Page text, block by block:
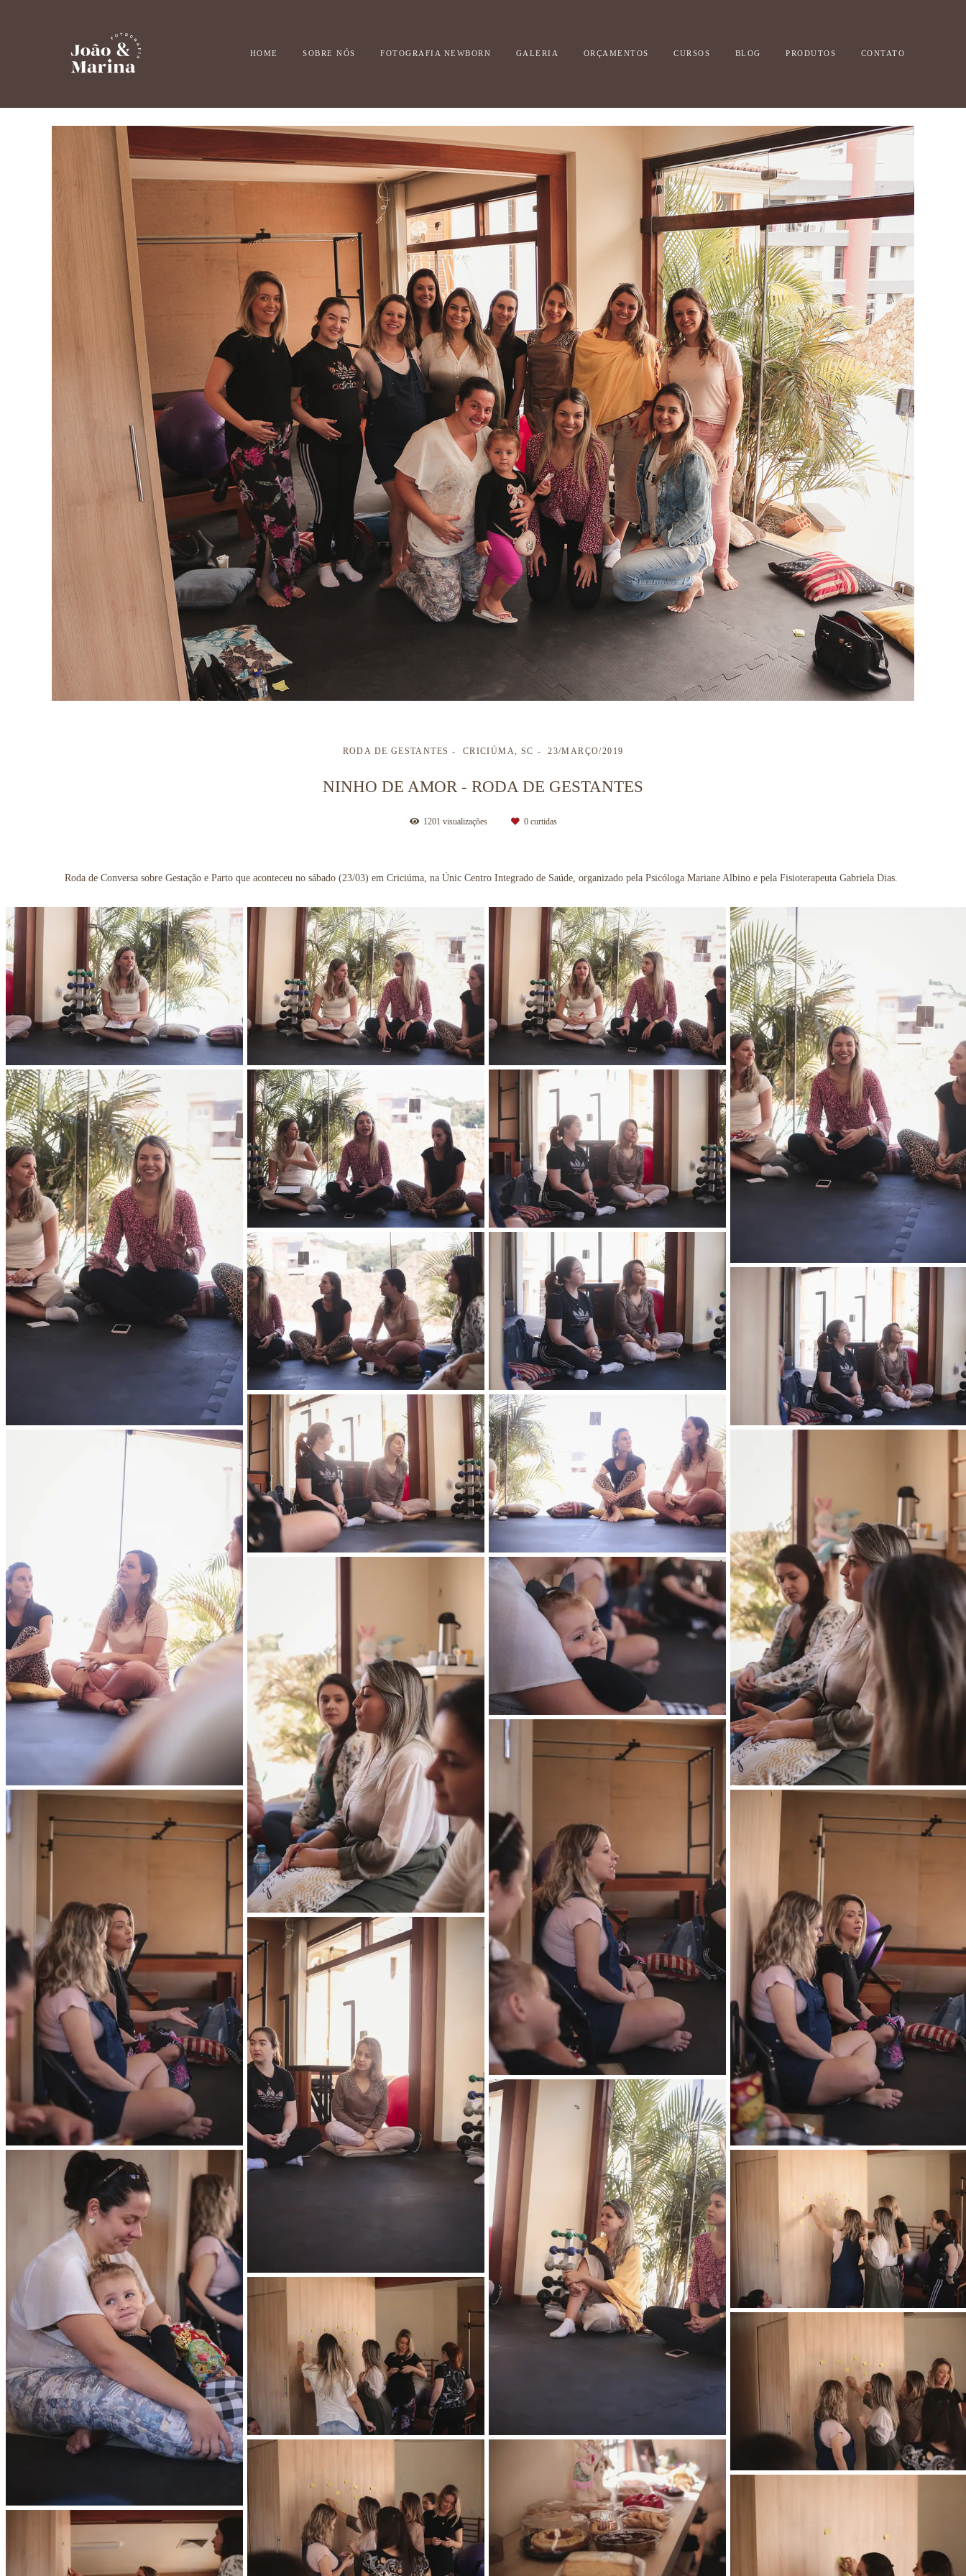
HOME SOBRE NÓS FOTOGRAFIA NEWBORN GALERIA ORÇAMENTOS CURSOS BLOG PRODUTOS CONTATO
RODA DE GESTANTES CRICIÚMA, SC 23/MARÇO/2019
NINHO DE AMOR - RODA DE GESTANTES
1201 visualizações 0curtidas
Roda de Conversa sobre Gestação e Parto que aconteceu no sábado (23/03) em Criciúma, na Únic Centro Integrado de Saúde, organizado pela Psicóloga Mariane Albino e pela Fisioterapeuta Gabriela Dias.